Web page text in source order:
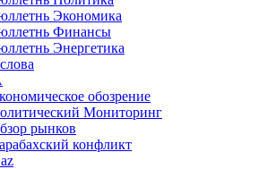
Экономика
Финансы
Энергетика
обозрение
Мониторинг
рынков
конфликт